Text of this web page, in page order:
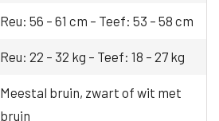
Reu: 56 – 61 cm – Teef: 53 – 58 cm
Reu: 22 – 32 kg – Teef: 18 – 27 kg
Meestal bruin, zwart of wit met
bruin